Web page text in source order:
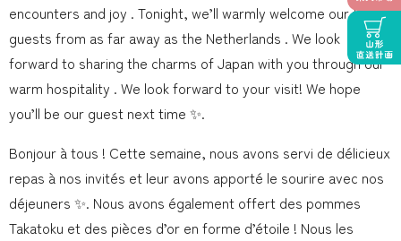
encounters and joy . Tonight, we’ll warmly welcome our two
guests from as far away as the Netherlands . We look
forward to sharing the charms of Japan with you through our
warm hospitality . We look forward to your visit! We hope
you’ll be our guest next time ✨.
Bonjour à tous ! Cette semaine, nous avons servi de délicieux
repas à nos invités et leur avons apporté le sourire avec nos
déjeuners ️✨. Nous avons également offert des pommes
Takatoku et des pièces d’or en forme d’étoile ! Nous les